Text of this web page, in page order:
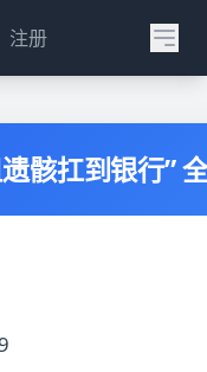
注册
骸扛到银行”